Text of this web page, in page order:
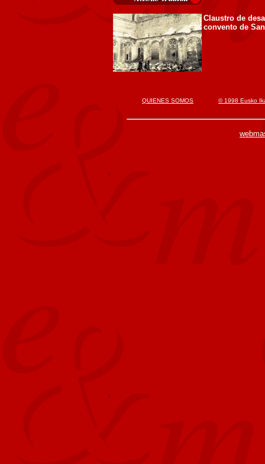
Claustro de
convento de
QUIENES SOMOS © 1998 Eusko